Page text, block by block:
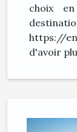
choix
https://
d'avoir